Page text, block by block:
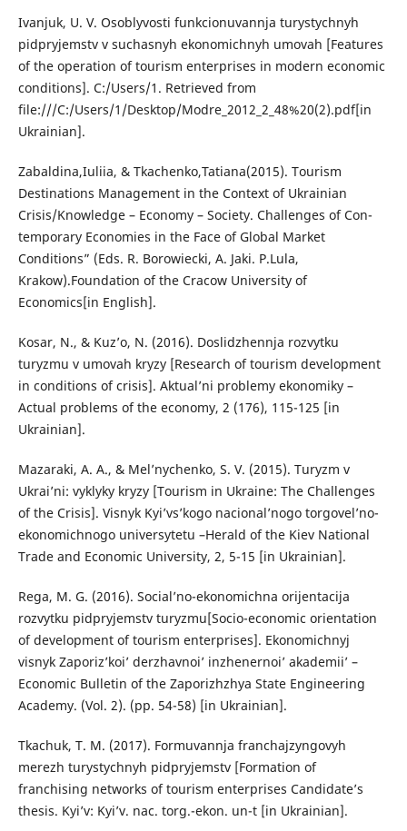
Ivanjuk, U. V. Osoblyvosti funkcionuvannja turystychnyh
pidpryjemstv v suchasnyh ekonomichnyh umovah [Features
of the operation of tourism enterprises in modern economic
conditions]. C:/Users/1. Retrieved from
file:///C:/Users/1/Desktop/Modre_2012_2_48%20(2).pdf[in
Ukrainian].
Zabaldina,Iuliia, & Tkachenko,Tatiana(2015). Tourism
Destinations Management in the Context of Ukrainian
Crisis/Knowledge – Economy – Society. Challenges of Con­
temporary Economies in the Face of Global Market
Conditions” (Eds. R. Borowiecki, A. Jaki. P.Lula,
Krakow).Foundation of the Cracow University of
Economics[in English].
Kosar, N., & Kuz’o, N. (2016). Doslidzhennja rozvytku
turyzmu v umovah kryzy [Research of tourism development
in conditions of crisis]. Aktual’ni problemy ekonomiky –
Actual problems of the economy, 2 (176), 115-125 [in
Ukrainian].
Mazaraki, A. A., & Mel’nychenko, S. V. (2015). Turyzm v
Ukrai’ni: vyklyky kryzy [Tourism in Ukraine: The Challenges
of the Crisis]. Visnyk Kyi’vs’kogo nacional’nogo torgovel’no-
ekonomichnogo universytetu –Herald of the Kiev National
Trade and Economic University, 2, 5-15 [in Ukrainian].
Rega, M. G. (2016). Social’no-ekonomichna orijentacija
rozvytku pidpryjemstv turyzmu[Socio-economic orientation
of development of tourism enterprises]. Ekonomichnyj
visnyk Zaporiz’koi’ derzhavnoi’ inzhenernoi’ akademii’ –
Economic Bulletin of the Zaporizhzhya State Engineering
Academy. (Vol. 2). (pp. 54-58) [in Ukrainian].
Tkachuk, T. M. (2017). Formuvannja franchajzyngovyh
merezh turystychnyh pidpry­jemstv [Formation of
franchising networks of tourism enterprises Candidate’s
thesis. Kyi’v: Kyi’v. nac. torg.-ekon. un-t [in Ukrainian].